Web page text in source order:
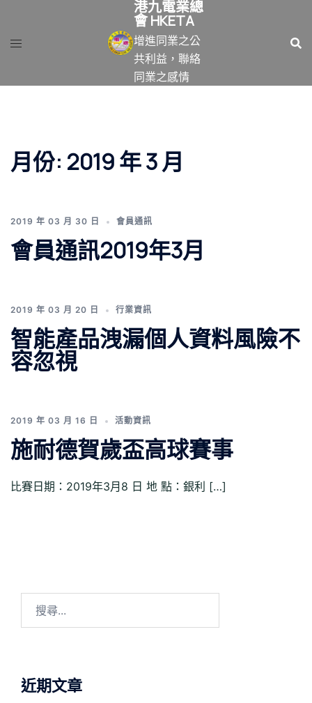
港九電業總
會 HKETA
增進同業之公
共利益，聯絡
同業之感情
月份: 2019 年 3 月
2019 年 03 月 30 日 會員通訊
會員通訊2019年3月
2019 年 03 月 20 日 行業資訊
智能產品洩漏個人資料風險不
容忽視
2019 年 03 月 16 日 活動資訊
施耐德賀歲盃高球賽事
比賽日期：2019年3月8 日 地 點：銀利 […]
字:
近期文章